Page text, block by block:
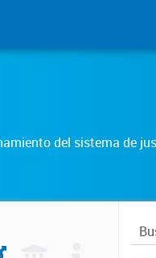
del sistema de